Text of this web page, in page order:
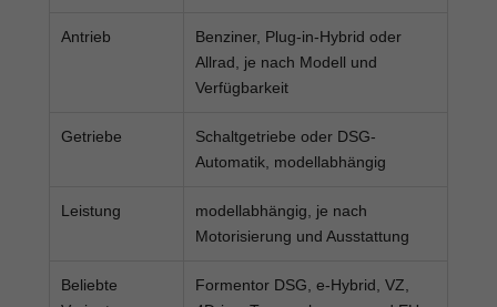
Antrieb
Benziner, Plug-in-Hybrid oder
Allrad, je nach Modell und
Verfügbarkeit
Getriebe
Schaltgetriebe oder DSG-
Automatik, modellabhängig
Leistung
modellabhängig, je nach
Motorisierung und Ausstattung
Beliebte
Formentor DSG, e-Hybrid, VZ,